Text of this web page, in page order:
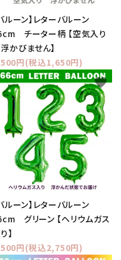
ルーン】レターバルーン
チーター柄 【空気入り
かびません】
円(税込1,650円)
ルーン】レターバルーン
グリーン 【ヘリウムガス
】
円(税込2,750円)
favorite